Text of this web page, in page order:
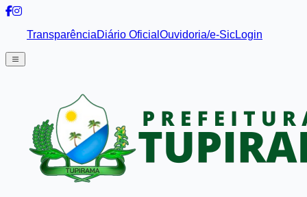
TransparênciaDiário Oficial Ouvidoria/e-SicLogin